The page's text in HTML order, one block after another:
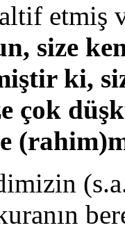
etmiş
size
ki,
çok